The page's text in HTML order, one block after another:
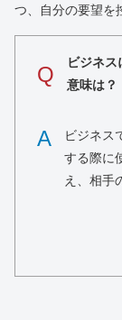
つ、自分の要望を
Q
ビジネ
意味は？
A
ビジネス
する際に
え、相手